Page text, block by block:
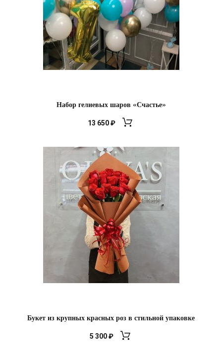
Набор гелиевых шаров «Счастье»
13 650₽
Букет из крупных красных роз в стильной упаковке
5 300₽